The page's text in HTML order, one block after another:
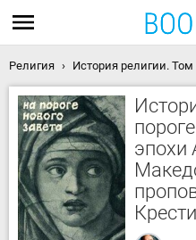
Религия История религии. Том 6. На пороге Нового Завета.
эпохи